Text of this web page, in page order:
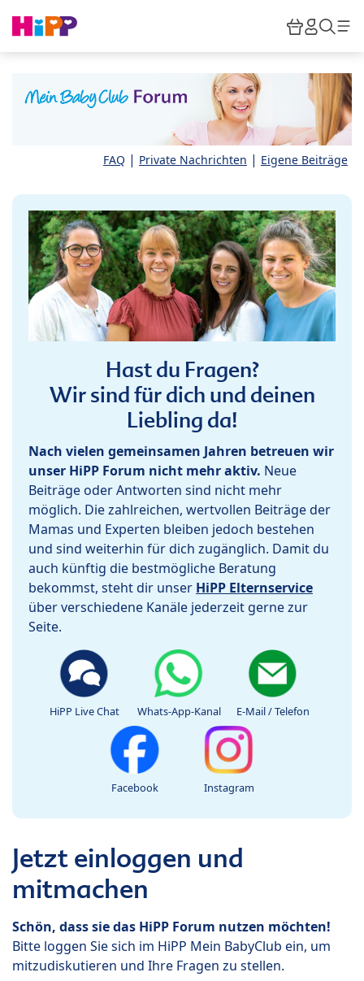
HiPP
FAQ | Private Nachrichten | Eigene Beiträge
Hast du Fragen?
Wir sind für dich und deinen
Liebling da!
Nach vielen gemeinsamen Jahren betreuen wir
unser HiPP Forum nicht mehr aktiv. Neue
Beiträge oder Antworten sind nicht mehr
möglich. Die zahlreichen, wertvollen Beiträge der
Mamas und Experten bleiben jedoch bestehen
und sind weiterhin für dich zugänglich. Damit du
auch künftig die bestmögliche Beratung
bekommst, steht dir unser HiPP Elternservice
über verschiedene Kanäle jederzeit gerne zur
Seite.
HiPP Live Chat Whats-App-Kanal E-Mail / Telefon
Facebook Instagram
Jetzt einloggen und
mitmachen
Schön, dass sie das HiPP Forum nutzen möchten!
Bitte loggen Sie sich im HiPP Mein BabyClub ein, um
mitzudiskutieren und Ihre Fragen zu stellen.